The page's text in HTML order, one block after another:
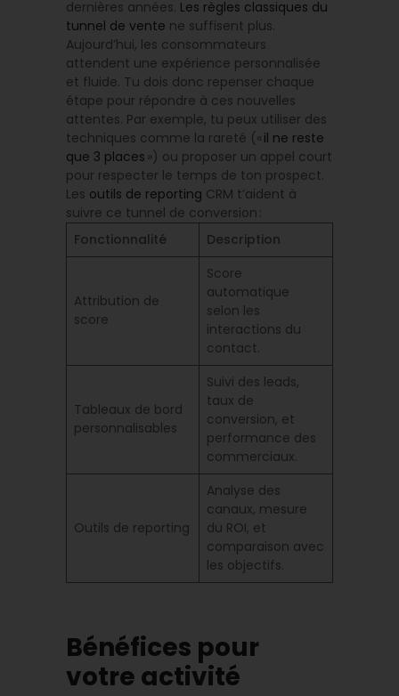
dernières années. Les règles classiques du
tunnel de vente ne suffisent plus.
Aujourd’hui, les consommateurs
attendent une expérience personnalisée
et fluide. Tu dois donc repenser chaque
étape pour répondre à ces nouvelles
attentes. Par exemple, tu peux utiliser des
techniques comme la rareté (« il ne reste
que 3 places ») ou proposer un appel court
pour respecter le temps de ton prospect.
Les outils de reporting CRM t’aident à
suivre ce tunnel de conversion :
Fonctionnalité
Description
Attribution de
score
Score
automatique
selon les
interactions du
contact.
Tableaux de bord
personnalisables
Suivi des leads,
taux de
conversion, et
performance des
commerciaux.
Outils de reporting
Analyse des
canaux, mesure
du ROI, et
comparaison avec
les objectifs.
Bénéfices pour
votre activité